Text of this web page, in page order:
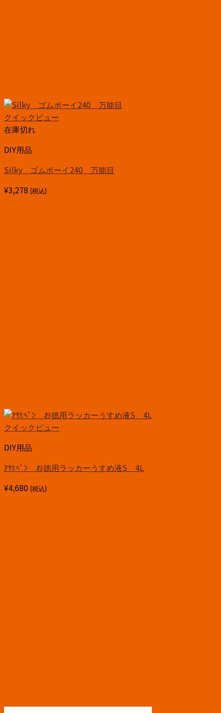
クイックビュー
在庫切れ
DIY用品
Silky ゴムボーイ240 万能目
¥3,278 (税込)
クイックビュー
DIY用品
ｱｻﾋﾍﾟﾝ お徳用ラッカーうすめ液S 4L
¥4,680 (税込)